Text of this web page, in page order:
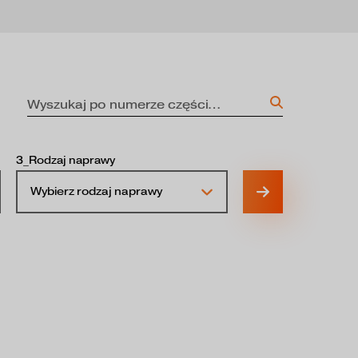
3_Rodzaj naprawy
Wybierz rodzaj naprawy